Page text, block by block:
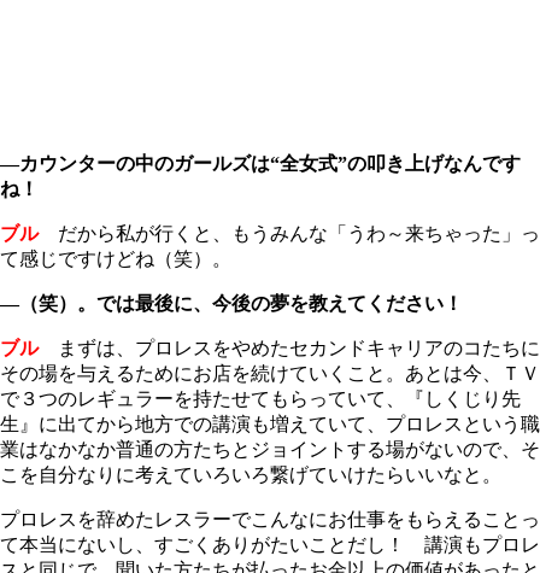
―カウンターの中のガールズは“全女式”の叩き上げなんです
ね！
ブル
だから私が行くと、もうみんな「うわ～来ちゃった」っ
て感じですけどね（笑）。
―（笑）。では最後に、今後の夢を教えてください！
ブルまずは、プロレスをやめたセカンドキャリアのコたちに
その場を与えるためにお店を続けていくこと。あとは今、ＴＶ
で３つのレギュラーを持たせてもらっていて、『しくじり先
生』に出てから地方での講演も増えていて、プロレスという職
業はなかなか普通の方たちとジョイントする場がないので、そ
こを自分なりに考えていろいろ繋げていけたらいいなと。
プロレスを辞めたレスラーでこんなにお仕事をもらえることっ
て本当にないし、すごくありがたいことだし！ 講演もプロレ